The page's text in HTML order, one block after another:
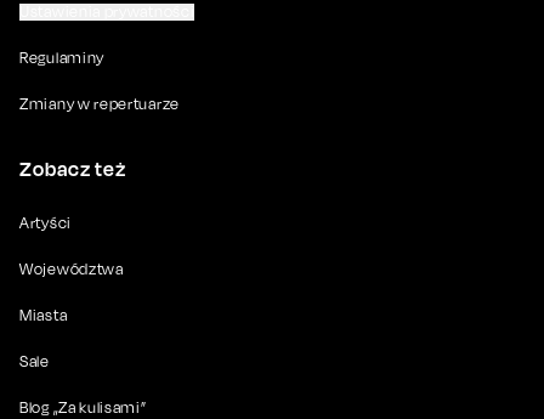
Regulaminy
Zmiany w repertuarze
Zobacz też
Artyści
Województwa
Miasta
Sale
Blog „Za kulisami”